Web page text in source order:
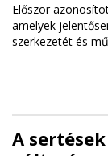
Először
amelyek
szerkezetét és
A